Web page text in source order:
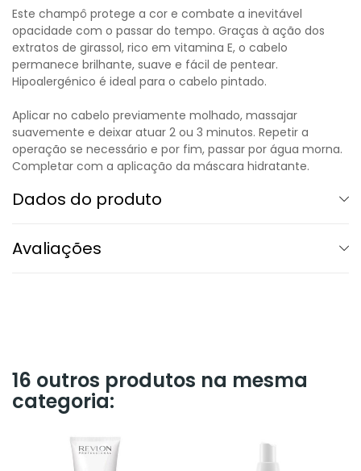
Este champô protege a cor e combate a inevitável
opacidade com o passar do tempo. Graças à ação dos
extratos de girassol, rico em vitamina E, o cabelo
permanece brilhante, suave e fácil de pentear.
Hipoalergénico é ideal para o cabelo pintado.
Aplicar no cabelo previamente molhado, massajar
suavemente e deixar atuar 2 ou 3 minutos. Repetir a
operação se necessário e por fim, passar por água morna.
Completar com a aplicação da máscara hidratante.
Dados do produto
Avaliações
16 outros produtos na mesma
categoria: